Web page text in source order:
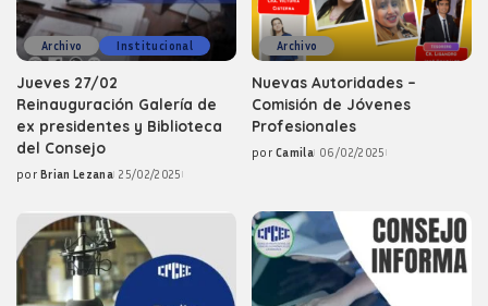
Archivo Institucional
Jueves 27/02
Reinauguración Galería de
ex presidentes y Biblioteca
del Consejo
Posted
por Brian Lezana 25/02/2025
Archivo
Nuevas Autoridades –
Comisión de Jóvenes
Profesionales
Posted
por Camila 06/02/2025